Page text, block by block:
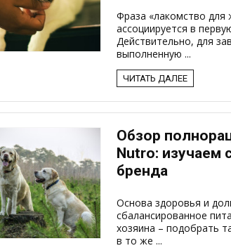
Фраза «лакомство
ассоциируется в
Действительно, для
выполненную ...
ЧИТАТЬ ДАЛЕЕ
Обзор
Nutro: изучаем
бренда
Основа здоровья и
сбалансированное
хозяина – подобрать
в то же ...